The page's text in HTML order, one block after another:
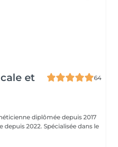
et
64
diplômée depuis 2017
2022. Spécialisée dans le